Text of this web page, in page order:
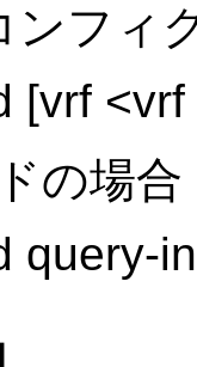
ンフィ
[vrf
の場合
query-